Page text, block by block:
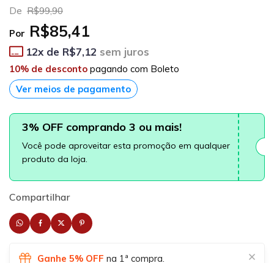
De R$99,90
Por R$85,41
12x de R$7,12 sem juros
10% de desconto pagando com Boleto
Ver meios de pagamento
3% OFF comprando 3 ou mais!
Você pode aproveitar esta promoção em qualquer
produto da loja.
Compartilhar
Ganhe 5% OFF na 1ª compra.